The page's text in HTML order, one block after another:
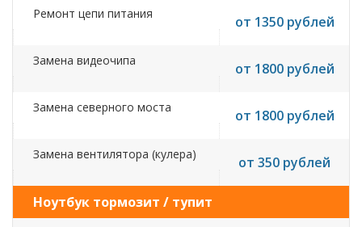
Ремонт цепи питания от 1350 рублей
Замена видеочипа от 1800 рублей
Замена северного моста от 1800 рублей
Замена вентилятора (кулера) от 350 рублей
Ноутбук тормозит / тупит